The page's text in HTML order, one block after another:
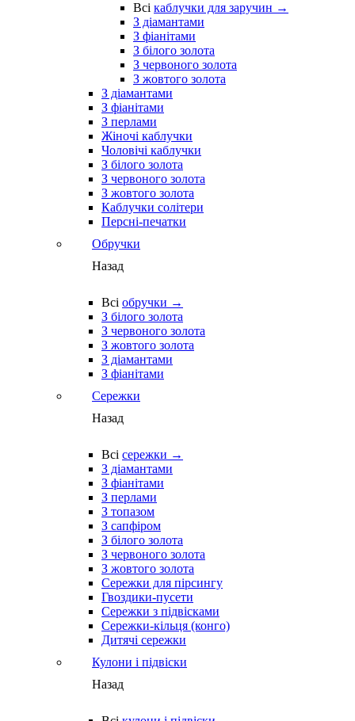
Всі каблучки для заручин →
З діамантами
З фіанітами
З білого золота
З червоного золота
З жовтого золота
З діамантами
З фіанітами
З перлами
Жіночі каблучки
Чоловічі каблучки
З білого золота
З червоного золота
З жовтого золота
Каблучки солітери
Персні-печатки
Обручки
Назад
Всі обручки →
З білого золота
З червоного золота
З жовтого золота
З діамантами
З фіанітами
Сережки
Назад
Всі сережки →
З діамантами
З фіанітами
З перлами
З топазом
З сапфіром
З білого золота
З червоного золота
З жовтого золота
Сережки для пірсингу
Гвоздики-пусети
Сережки з підвісками
Сережки-кільця (конго)
Дитячі сережки
Кулони і підвіски
Назад